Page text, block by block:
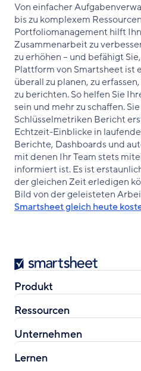
Von einfacher
bis zu komplexem
Portfoliomanagement hilft
Zusammenarbeit zu
zu erhöhen – und befähigt
Plattform von Smartsheet ist
überall zu planen, zu
zu berichten. So helfen Sie
sein und mehr zu schaffen.
Schlüsselmetriken Bericht
Echtzeit-Einblicke in
Berichte, Dashboards und
mit denen Ihr Team stets
informiert ist. Es ist
der gleichen Zeit erledigen
Bild von der geleisteten
Smartsheet gleich heute
Smartsheet
Produkt
Ressourcen
Unternehmen
Lernen